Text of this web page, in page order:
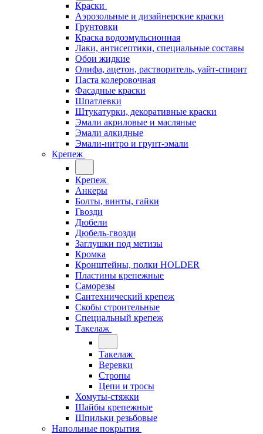
Краски
Аэрозольные и дизайнерские краски
Грунтовки
Краска водоэмульсионная
Лаки, антисептики, специальные составы
Обои жидкие
Олифа, ацетон, растворитель, уайт-спирит
Паста колеровочная
Фасадные краски
Шпатлевки
Штукатурки, декоративные краски
Эмали акриловые и масляные
Эмали алкидные
Эмали-нитро и грунт-эмали
Крепеж
Крепеж
Анкеры
Болты, винты, гайки
Гвозди
Дюбели
Дюбель-гвозди
Заглушки под метизы
Кромка
Кронштейны, полки НОLDER
Пластины крепежные
Саморезы
Сантехнический крепеж
Скобы строительные
Специальный крепеж
Такелаж
Такелаж
Веревки
Стропы
Цепи и тросы
Хомуты-стяжки
Шайбы крепежные
Шпильки резьбовые
Напольные покрытия